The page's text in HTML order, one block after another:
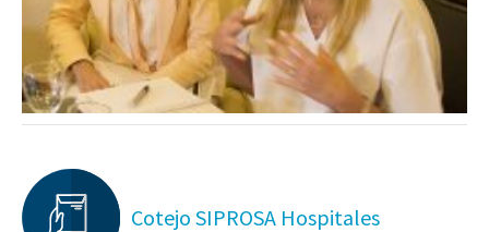
Cotejo SIPROSA Hospitales